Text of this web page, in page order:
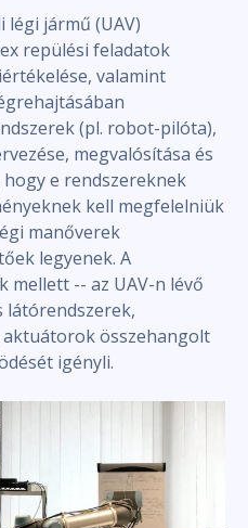
jármű (UAV)
repülési feladatok
valamint
(pl. robot-pilóta),
megvalósítása és
e rendszereknek
kell megfelelniük
manőverek
legyenek. A
mellett -- az UAV-n lévő
látórendszerek,
összehangolt
igényli.